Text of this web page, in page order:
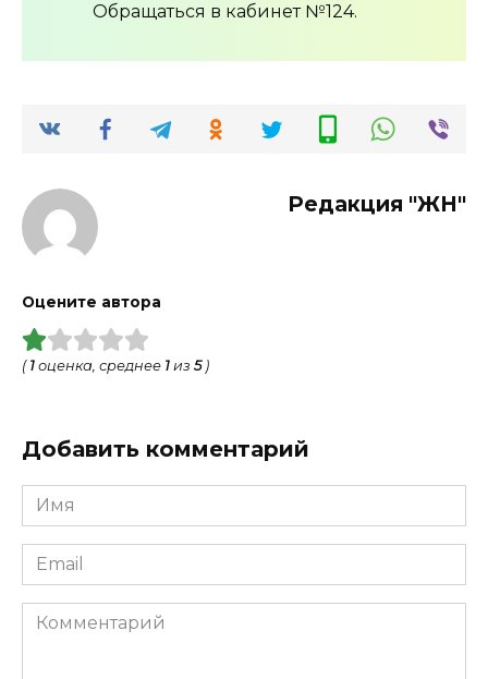
Обращаться в кабинет №124.
Редакция "ЖН"
Оцените автора
( 1 оценка, среднее 1 из 5)
Добавить комментарий
Имя
*
Email
*
Комментарий